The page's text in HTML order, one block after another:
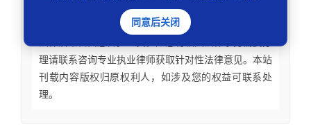
法律意见建议。法律适用存在地域、时效、个案等差
异，请勿生搬硬套处理具体个案纠纷，由此产生的一切
理请联系咨询专业执业律师获取针对性法律意见。本站
刊载内容版权归原权利人，如涉及您的权益可联系处
理。
同意后关闭